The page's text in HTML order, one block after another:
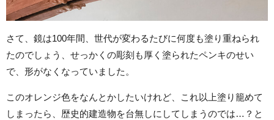
さて、鏡は100年間、世代が変わるたびに何度も塗り重ねられ
たのでしょう、せっかくの彫刻も厚く塗られたペンキのせい
で、形がなくなっていました。
このオレンジ色をなんとかしたいけれど、これ以上塗り籠めて
しまったら、歴史的建造物を台無しにしてしまうのでは…？と